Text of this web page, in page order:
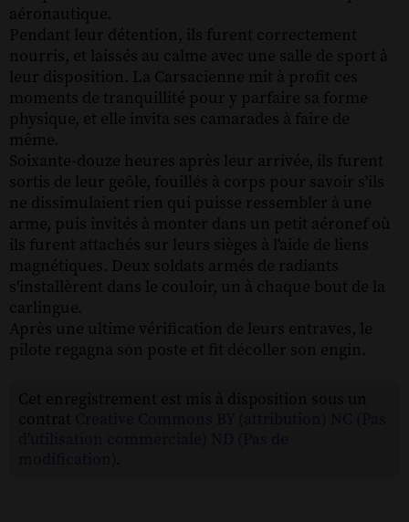
aéronautique.
Pendant leur détention, ils furent correctement
nourris, et laissés au calme avec une salle de sport à
leur disposition. La Carsacienne mit à profit ces
moments de tranquillité pour y parfaire sa forme
physique, et elle invita ses camarades à faire de
même.
Soixante-douze heures après leur arrivée, ils furent
sortis de leur geôle, fouillés à corps pour savoir s'ils
ne dissimulaient rien qui puisse ressembler à une
arme, puis invités à monter dans un petit aéronef où
ils furent attachés sur leurs sièges à l'aide de liens
magnétiques. Deux soldats armés de radiants
s'installèrent dans le couloir, un à chaque bout de la
carlingue.
Après une ultime vérification de leurs entraves, le
pilote regagna son poste et fit décoller son engin.